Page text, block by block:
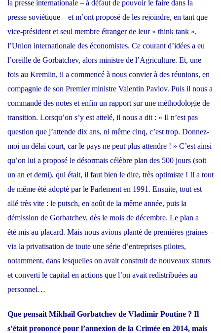
la presse internationale – à défaut de pouvoir le faire dans la
presse soviétique – et m’ont proposé de les rejoindre, en tant que
vice-président et seul membre étranger de leur « think tank »,
l’Union internationale des économistes. Ce courant d’idées a eu
l’oreille de Gorbatchev, alors ministre de l’Agriculture. Et, une
fois au Kremlin, il a commencé à nous convier à des réunions, en
compagnie de son Premier ministre Valentin Pavlov. Puis il nous a
commandé des notes et enfin un rapport sur une méthodologie de
transition. Lorsqu’on s’y est attelé, il nous a dit : « Il n’est pas
question que j’attende dix ans, ni même cinq, c’est trop. Donnez-
moi un délai court, car le pays ne peut plus attendre ! » C’est ainsi
qu’on lui a proposé le désormais célèbre plan des 500 jours (soit
un an et demi), qui était, il faut bien le dire, très optimiste ! Il a tout
de même été adopté par le Parlement en 1991. Ensuite, tout est
allé très vite : le putsch, en août de la même année, puis la
démission de Gorbatchev, dès le mois de décembre. Le plan a
été mis au placard. Mais nous avions planté de premières graines –
via la privatisation de toute une série d’entreprises pilotes,
notamment, dans lesquelles on avait construit de nouveaux statuts
et converti le capital en actions que l’on avait redistribuées au
personnel…
Que pensait Mikhaïl Gorbatchev de Vladimir Poutine ? Il
s’était prononcé pour l’annexion de la Crimée en 2014, mais